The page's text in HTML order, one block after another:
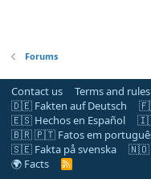
Forums
Contact us Terms and rules
🇩🇪 Fakten auf Deutsch
🇪🇸 Hechos en Español
🇧🇷 🇵🇹 Fatos em
🇸🇪 Fakta på svenska
🇳🇴
🌍 Facts
R